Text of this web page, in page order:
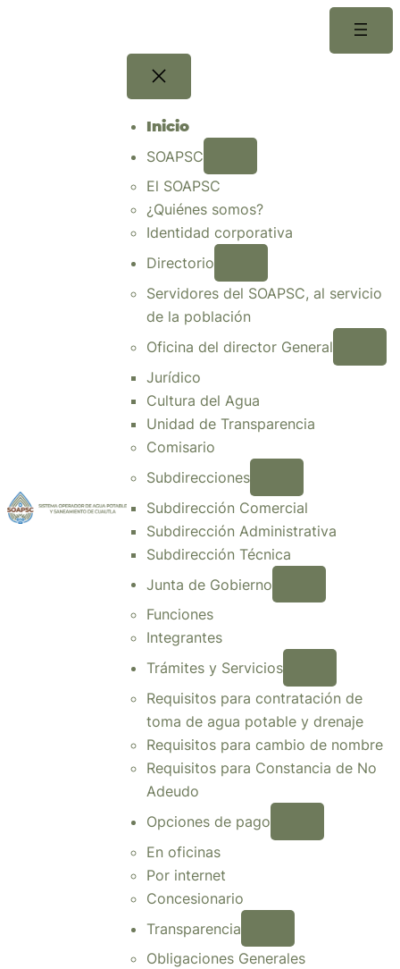
Inicio
SOAPSC
El SOAPSC
¿Quiénes somos?
Identidad corporativa
Directorio
Servidores del SOAPSC, al servicio
de la población
Oficina del director General
Jurídico
Cultura del Agua
Unidad de Transparencia
Comisario
Subdirecciones
Subdirección Comercial
Subdirección Administrativa
Subdirección Técnica
Junta de Gobierno
Funciones
Integrantes
Trámites y Servicios
Requisitos para contratación de
toma de agua potable y drenaje
Requisitos para cambio de nombre
Requisitos para Constancia de No
Adeudo
Opciones de pago
En oficinas
Por internet
Concesionario
Transparencia
Obligaciones Generales